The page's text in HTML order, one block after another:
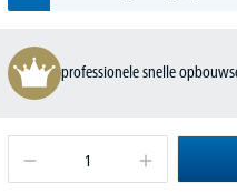
professionele snelle